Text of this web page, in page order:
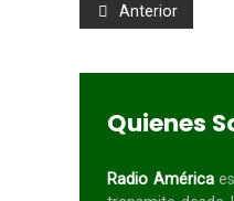
Anterior
Quienes
Radio América